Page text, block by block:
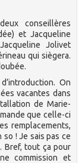
conseillères
et Jacqueline
Jolivet
qui siègera.
On
vacantes dans
de Marie-
que celle-ci
remplacements,
so ! Je sais pas ce
Bref, tout ça pour
commission et